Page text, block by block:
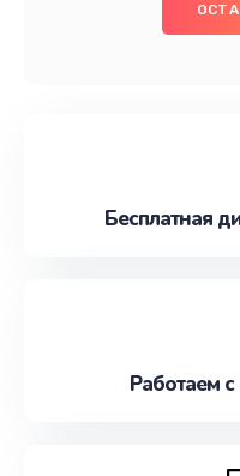
Бесплатная
Работаем